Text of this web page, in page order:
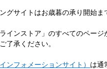
グサイトはお歳暮の承り開始ま
インストア」のすべてのページ
了承ください。
ンフォメーションサイト） は通